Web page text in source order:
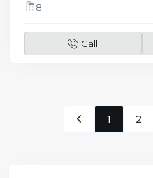
8
Call
1 2